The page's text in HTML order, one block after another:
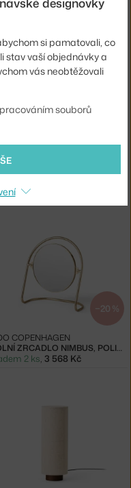
COPENHAGEN
−20 %
LAMPA TORSO, SAND
COPENHAGEN
1 ks
−20 %
STOLNÍ ZRCADLO NIMBUS, POLISHED BRASS
COPENHAGEN
2 ks, 3 568 Kč
si pamatovali, co
stav vaší objednávky a
vás neobtěžovali
souborů